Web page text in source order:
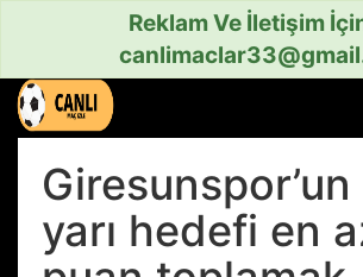
Reklam Ve İletişim
yarı hedefi en